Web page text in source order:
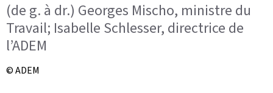
(de g. à dr.) Georges Mischo, ministre du
Travail; Isabelle Schlesser, directrice de
l’ADEM
© ADEM